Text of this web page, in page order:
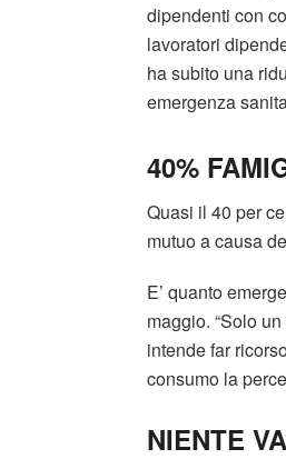
dipendenti con
lavoratori
ha subito una
emergenza
40%
Quasi il 40 per
mutuo a causa
E’ quanto
maggio. “Solo
intende far
consumo la
NIENTE